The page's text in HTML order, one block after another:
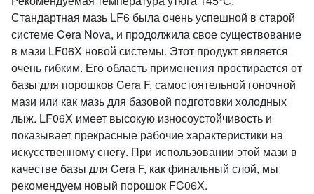
Стандартная мазь LF6 была очень успешной в старой
системе Cera Nova, и продолжила свое существование
в мази LF06X новой системы. Этот продукт является
очень гибким. Его область применения простирается от
базы для порошков Cera F, самостоятельной гоночной
мази или как мазь для базовой подготовки холодных
лыж. LF06X имеет высокую износоустойчивость и
показывает прекрасные рабочие характеристики на
искусственному снегу. При использовании этой мази в
качестве базы для Cera F, как финальный слой, мы
рекомендуем новый порошок FC06X.